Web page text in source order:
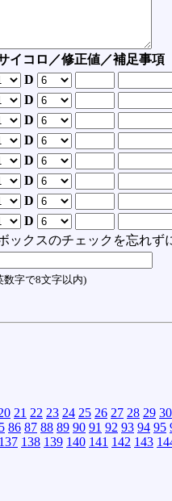
イコロ／修正値／補足事項
D
D
D
D
D
D
D
D
ックスのチェックを忘れず
数字で8文字以内)
21 22 23 24 25 26 27 28 29 30
86 87 88 89 90 91 92 93 94 95
137 138 139 140 141 142 143